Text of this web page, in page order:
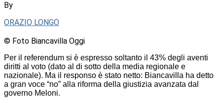
By
ORAZIO LONGO
© Foto Biancavilla Oggi
Per il referendum si è espresso soltanto il 43% degli aventi
diritti al voto (dato al di sotto della media regionale e
nazionale). Ma il responso è stato netto: Biancavilla ha detto
a gran voce “no” alla riforma della giustizia avanzata dal
governo Meloni.